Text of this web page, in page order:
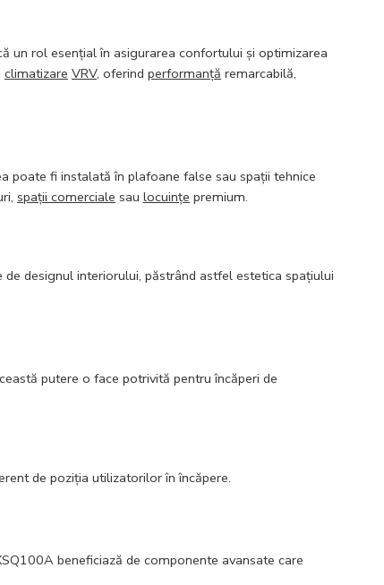
un rol esențial în asigurarea confortului și optimizarea
climatizare VRV, oferind performanță remarcabilă,
poate fi instalată în plafoane false sau spații tehnice
spații comerciale sau locuințe premium.
designul interiorului, păstrând astfel estetica spațiului
putere o face potrivită pentru încăperi de
de poziția utilizatorilor în încăpere.
beneficiază de componente avansate care